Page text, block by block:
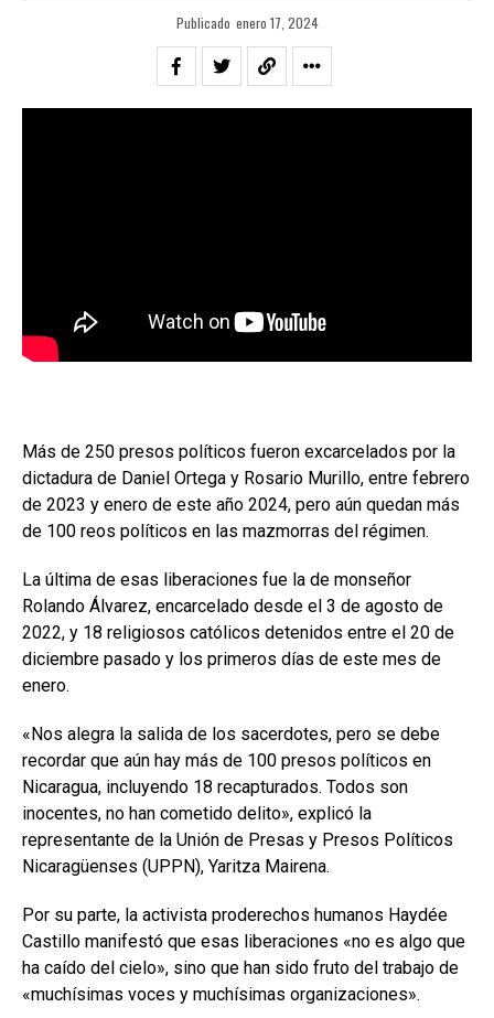
Publicado enero 17, 2024
Más de 250 presos políticos fueron excarcelados por la
dictadura de Daniel Ortega y Rosario Murillo, entre febrero
de 2023 y enero de este año 2024, pero aún quedan más
de 100 reos políticos en las mazmorras del régimen.
La última de esas liberaciones fue la de monseñor
Rolando Álvarez, encarcelado desde el 3 de agosto de
2022, y 18 religiosos católicos detenidos entre el 20 de
diciembre pasado y los primeros días de este mes de
enero.
«Nos alegra la salida de los sacerdotes, pero se debe
recordar que aún hay más de 100 presos políticos en
Nicaragua, incluyendo 18 recapturados. Todos son
inocentes, no han cometido delito», explicó la
representante de la Unión de Presas y Presos Políticos
Nicaragüenses (UPPN), Yaritza Mairena.
Por su parte, la activista proderechos humanos Haydée
Castillo manifestó que esas liberaciones «no es algo que
ha caído del cielo», sino que han sido fruto del trabajo de
«muchísimas voces y muchísimas organizaciones».